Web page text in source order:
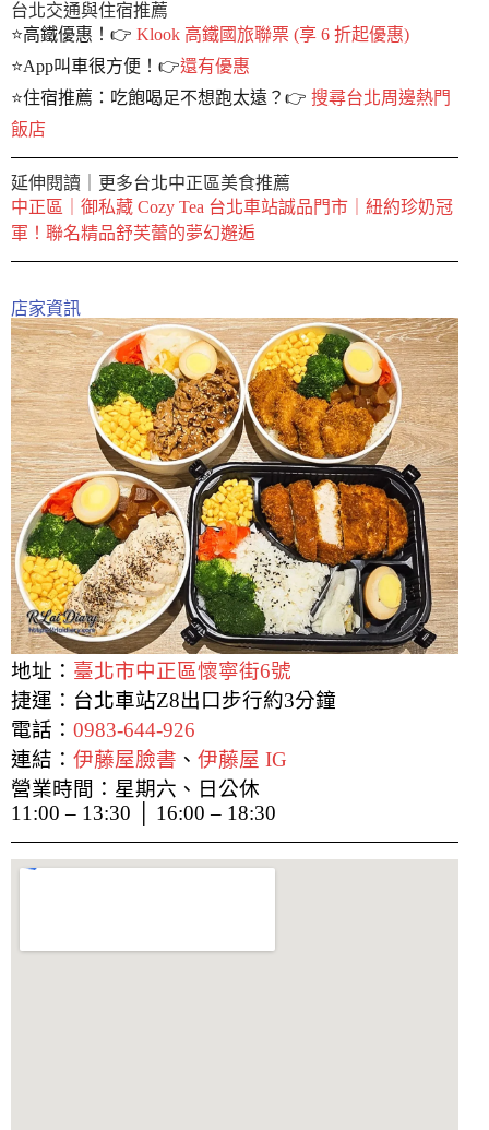
台北交通與住宿推薦
⭐️高鐵優惠！👉 Klook 高鐵國旅聯票 (享 6 折起優惠)
⭐️App叫車很方便！👉還有優惠
⭐️住宿推薦：吃飽喝足不想跑太遠？👉 搜尋台北周邊熱門
飯店
延伸閱讀｜更多台北中正區美食推薦
中正區｜御私藏 Cozy Tea 台北車站誠品門市｜紐約珍奶冠
軍！聯名精品舒芙蕾的夢幻邂逅
店家資訊
地址： 臺北市中正區懷寧街6號
捷運：台北車站Z8出口步行約3分鐘
電話： 0983-644-926
連結： 伊藤屋臉書 、 伊藤屋 IG
營業時間：星期六、日公休
11:00 – 13:30 │ 16:00 – 18:30